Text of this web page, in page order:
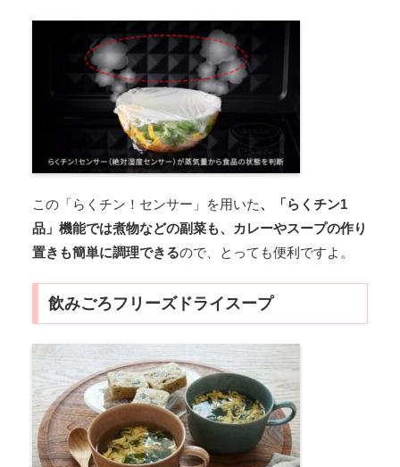
この「らくチン！センサー」を用いた、「らくチン1
品」機能では煮物などの副菜も、カレーやスープの作り
置きも簡単に調理できるので、とっても便利ですよ。
飲みごろフリーズドライスープ